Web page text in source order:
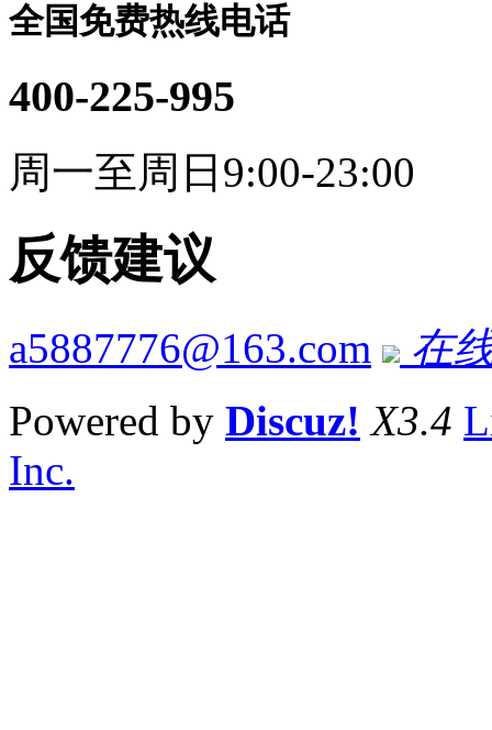
全国免费热线电话
400-225-995
周一至周日9:00-23:00
反馈建议
a5887776@163.com
在
Powered by Discuz! X3.4
Inc.